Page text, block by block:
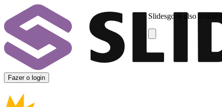
Slidesgo is also
Fazer o login